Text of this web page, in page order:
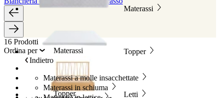
Materassi
Indietro
Materassi
Materassi a molle insacchettate
Materassi in schiuma
Topper
Topper Letti
16 Prodotti
Ordina per
In primo piano
Best seller
In ordine alfabetico, A-Z